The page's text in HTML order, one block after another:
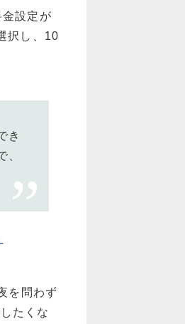
設定が
択し、10
き
、
を問わず
たくな